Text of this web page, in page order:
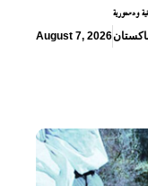
ودستورية
August 7, 2026